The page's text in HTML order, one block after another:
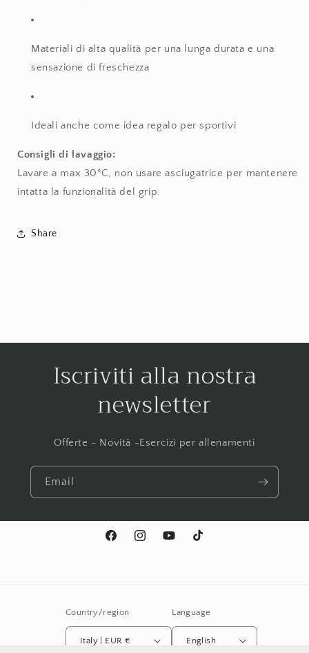
Materiali di alta qualità per una lunga durata e una
sensazione di freschezza
Ideali anche come idea regalo per sportivi
Consigli di lavaggio:
Lavare a max 30°C, non usare asciugatrice per mantenere
intatta la funzionalità del grip.
Share
Iscriviti alla nostra
newsletter
Offerte - Novità -Esercizi per allenamenti
Email
FacebookInstagramYouTubeTikTok
Country/region
Italy | EUR €
Language
English